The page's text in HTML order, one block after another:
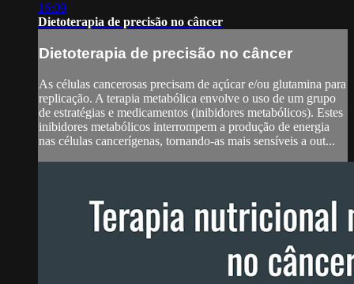
16:09
Dietoterapia de precisão no câncer
Dietoterapia de precisão no câncer
As células cancerosas precisam de açúcar e/ou glutamina para
replicação. A terapia metabólica envolve o uso de um grupo
de estratégias e medicamentos (inibidores metabólicos). Estes
inibidores metabólicos interrompem a produção de energia
nas células cancerígenas, tornando-as mais sensíveis a out...